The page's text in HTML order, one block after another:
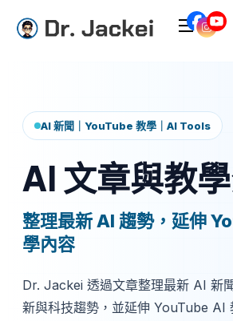
AI 新聞｜YouTube 教學｜AI Tools
AI 文章與教
整理最新 AI 趨勢，延伸
學內容
Dr. Jackei 透過文章整理最新 AI 新
新與科技趨勢，並延伸 YouTube AI